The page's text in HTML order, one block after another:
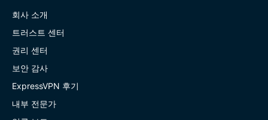
회사 소개
트러스트 센터
권리 센터
보안 감사
ExpressVPN 후기
내부 전문가